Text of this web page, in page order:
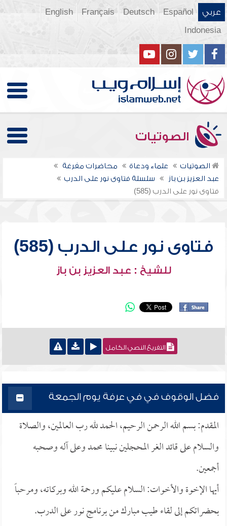
عربي Español
Deutsch
Français
English
Indonesia
الصوتيات
الصوتيات علماء ودعاة
محاضرات مفرغة
عبد العزيز بن باز
سلسلة فتاوى نور على الدرب
فتاوى نور على الدرب (585)
فتاوى نور على الدرب (585)
للشيخ : عبد العزيز بن باز
التفريغ النصي الكامل
فضل الوقوف في في عرفة يوم الجمعة
المقدم: بسم الله الرحمن الرحيم، الحمد لله رب العالمين، والصلاة
والسلام على قائد الغر المحجلين نبينا محمد وعلى آله وصحبه
أجمعين.
أيها الإخوة والأخوات: السلام عليكم ورحمة الله وبركاته، ومرحباً
بحضراتكم إلى لقاء طيب مبارك من برنامج نور على الدرب.